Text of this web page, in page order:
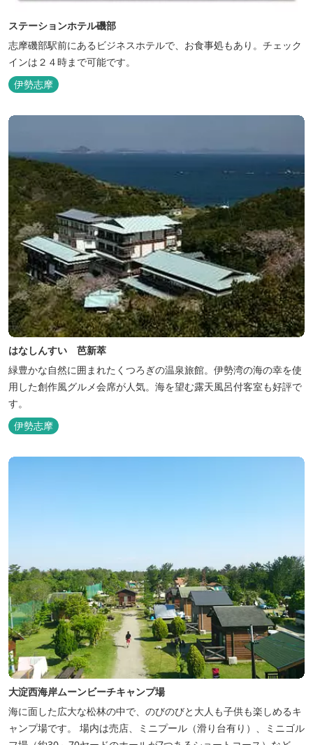
ステーションホテル磯部
志摩磯部駅前にあるビジネスホテルで、お食事処もあり。チェック
インは２４時まで可能です。
伊勢志摩
はなしんすい 芭新萃
緑豊かな自然に囲まれたくつろぎの温泉旅館。伊勢湾の海の幸を使
用した創作風グルメ会席が人気。海を望む露天風呂付客室も好評で
す。
伊勢志摩
大淀西海岸ムーンビーチキャンプ場
海に面した広大な松林の中で、のびのびと大人も子供も楽しめるキ
ャンプ場です。 場内は売店、ミニプール（滑り台有り）、ミニゴル